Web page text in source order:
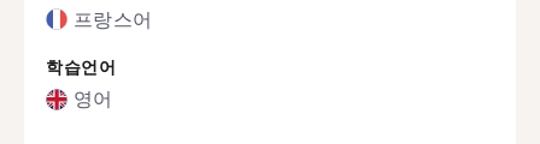
프랑스어
학습언어
영어